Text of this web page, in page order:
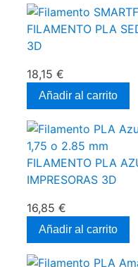
FILAMENTO PLA
3D
18,15 €
Añadir al carrito
FILAMENTO PLA
IMPRESORAS 3D
16,85 €
Añadir al carrito